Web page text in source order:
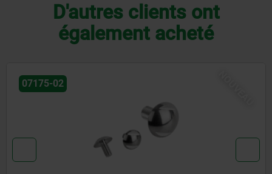
D'autres clients ont
également acheté
07170-15